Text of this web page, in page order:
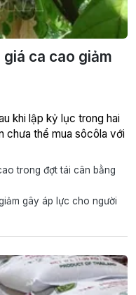
ca cao giảm
khi lập kỷ lục trong hai
chưa thể mua sôcôla với
trong đợt tái cân bằng
gây áp lực cho người